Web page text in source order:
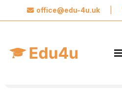
Ми обіцяємо не
Поділіться своєю
щоб ми могли
office@edu-4u.uk